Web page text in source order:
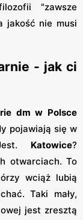
"zawsze
jakość nie musi
- jak ci
dm w Polsce
pojawiają się w
Katowice?
otwarciach. To
wciąż lubią
Taki mały,
jest zresztą